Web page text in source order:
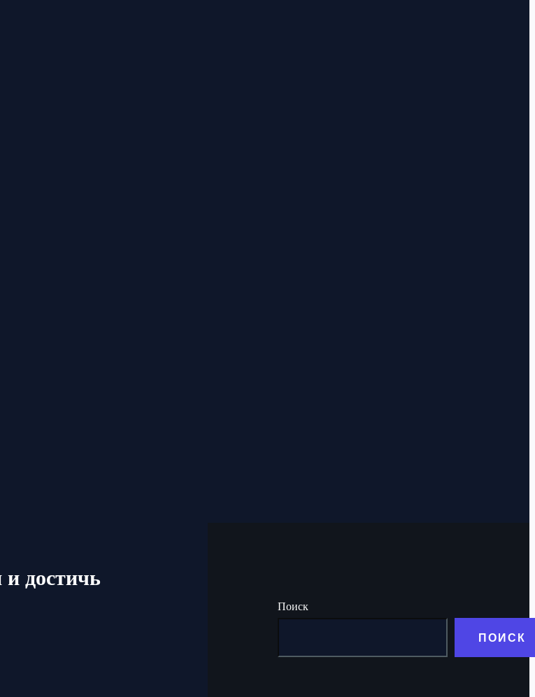
достичь
Поиск
ПОИСК